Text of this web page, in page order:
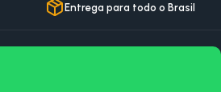
Entrega para todo o Brasil